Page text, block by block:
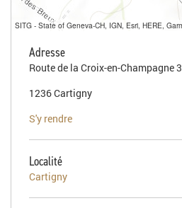
Adresse
Route de la Croix-en-Champagne 3
1236 Cartigny
S'y rendre
Localité
Cartigny